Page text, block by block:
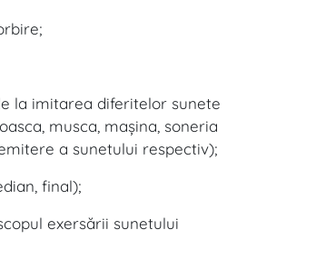
la imitarea diferitelor sunete
musca, maşina, soneria
a sunetului respectiv);
final);
exersării sunetului